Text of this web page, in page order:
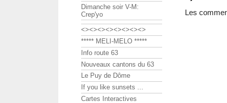
Les
Dimanche soir V-M:
Crep'yo
<><><><><><><><>
***** MELI-MELO *****
Info route 63
Nouveaux cantons du 63
Le Puy de Dôme
If you like sunsets ...
Cartes Interactives